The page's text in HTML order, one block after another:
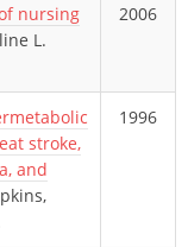
nursing
L.
2006
stroke,
and
1996